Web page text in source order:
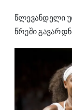
წლევანდელი
წრეში